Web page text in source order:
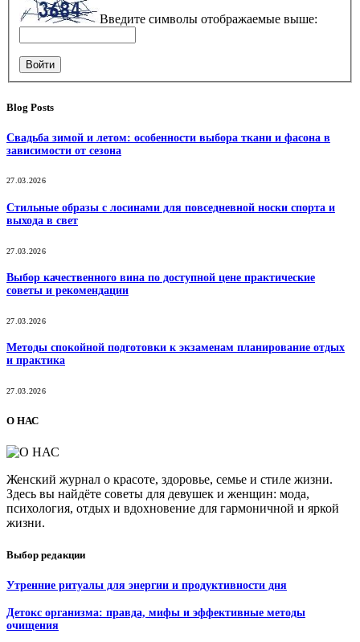
Введите символы отображаемые выше:
Войти
Blog Posts
Свадьба зимой и летом: особенности выбора ткани и фасона в
зависимости от сезона
27.03.2026
Стильные образы с лосинами для повседневной носки спорта и
выхода в свет
27.03.2026
Выбор качественного вина по доступной цене практические
советы и рекомендации
27.03.2026
Методы спокойной подготовки к экзаменам планирование отдых
и практика
27.03.2026
О НАС
Женский журнал о красоте, здоровье, семье и стиле жизни.
Здесь вы найдёте советы для девушек и женщин: мода,
психология, отдых и вдохновение для гармоничной и яркой
жизни.
Выбор редакции
Утренние ритуалы для энергии и продуктивности дня
Детокс организма: правда, мифы и эффективные методы
очищения